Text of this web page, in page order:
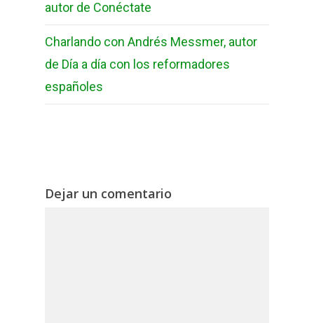
autor de Conéctate
Charlando con Andrés Messmer, autor
de Día a día con los reformadores
españoles
Dejar un comentario